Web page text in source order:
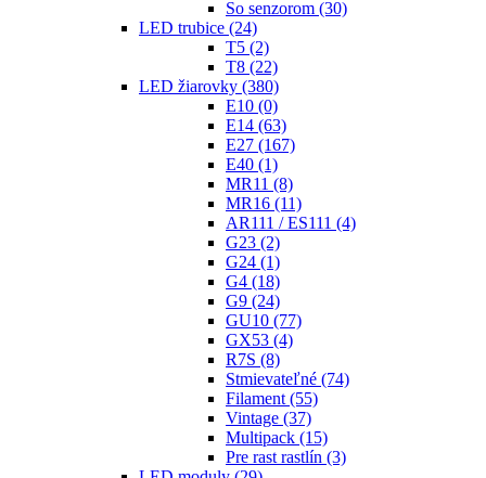
So senzorom (30)
LED trubice (24)
T5 (2)
T8 (22)
LED žiarovky (380)
E10 (0)
E14 (63)
E27 (167)
E40 (1)
MR11 (8)
MR16 (11)
AR111 / ES111 (4)
G23 (2)
G24 (1)
G4 (18)
G9 (24)
GU10 (77)
GX53 (4)
R7S (8)
Stmievateľné (74)
Filament (55)
Vintage (37)
Multipack (15)
Pre rast rastlín (3)